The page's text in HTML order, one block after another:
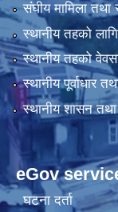
संघीय मामिला तथा
स्थानीय तहको
स्थानीय तहको
स्थानीय पूर्वाधार
स्थानीय शासन
eGov
घटना दर्ता